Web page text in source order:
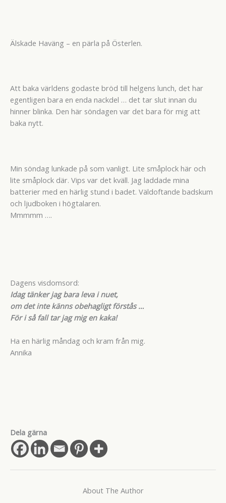
Älskade Haväng – en pärla på Österlen.
Att baka världens godaste bröd till helgens lunch, det har
egentligen bara en enda nackdel … det tar slut innan du
hinner blinka. Den här söndagen var det bara för mig att
baka nytt.
Min söndag lunkade på som vanligt. Lite småplock här och
lite småplock där. Vips var det kväll. Jag laddade mina
batterier med en härlig stund i badet. Väldoftande badskum
och ljudboken i högtalaren.
Mmmmm ….
Dagens visdomsord:
Idag tänker jag bara leva i nuet,
om det inte känns obehagligt förstås …
För i så fall tar jag mig en kaka!
Ha en härlig måndag och kram från mig.
Annika
Dela gärna
About The Author